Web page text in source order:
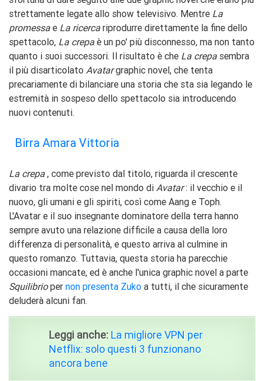
strettamente legate allo show televisivo. Mentre La
promessa e La ricerca riprodurre direttamente la fine dello
spettacolo, La crepa è un po' più disconnesso, ma non tanto
quanto i suoi successori. Il risultato è che La crepa sembra
il più disarticolato Avatargraphic novel, che tenta
precariamente di bilanciare una storia che sta sia legando le
estremità in sospeso dello spettacolo sia introducendo
nuovi contenuti.
Birra Amara Vittoria
La crepa , come previsto dal titolo, riguarda il crescente
divario tra molte cose nel mondo di Avatar: il vecchio e il
nuovo, gli umani e gli spiriti, così come Aang e Toph.
L'Avatar e il suo insegnante dominatore della terra hanno
sempre avuto una relazione difficile a causa della loro
differenza di personalità, e questo arriva al culmine in
questo romanzo. Tuttavia, questa storia ha parecchie
occasioni mancate, ed è anche l'unica graphic novel a parte
Squilibrioper non presenta Zuko a tutti, il che sicuramente
deluderà alcuni fan.
Leggi anche: La migliore VPN per
Netflix: solo questi 3 funzionano
ancora bene